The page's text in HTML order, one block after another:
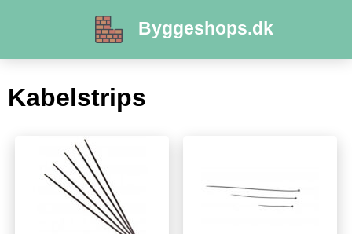
Byggeshops.dk
Kabelstrips